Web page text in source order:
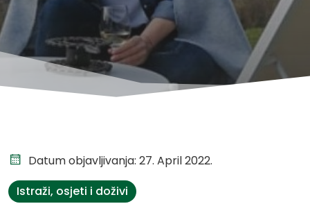
Datum objavljivanja: 27. April 2022.
Istraži, osjeti i doživi